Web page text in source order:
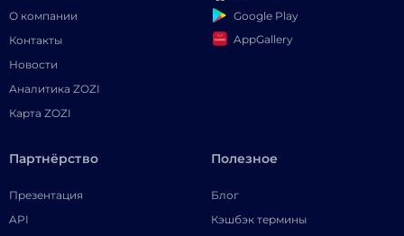
О компании
Контакты
Новости
Аналитика ZOZI
Карта ZOZI
Google Play
AppGallery
Партнёрство
Презентация
API
Полезное
Блог
Кэшбэк термины